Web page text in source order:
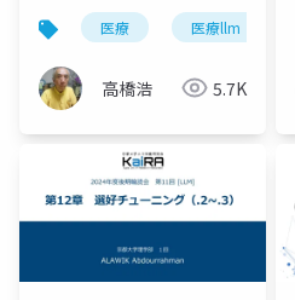
医療 医療llm
高橋浩 5.7K